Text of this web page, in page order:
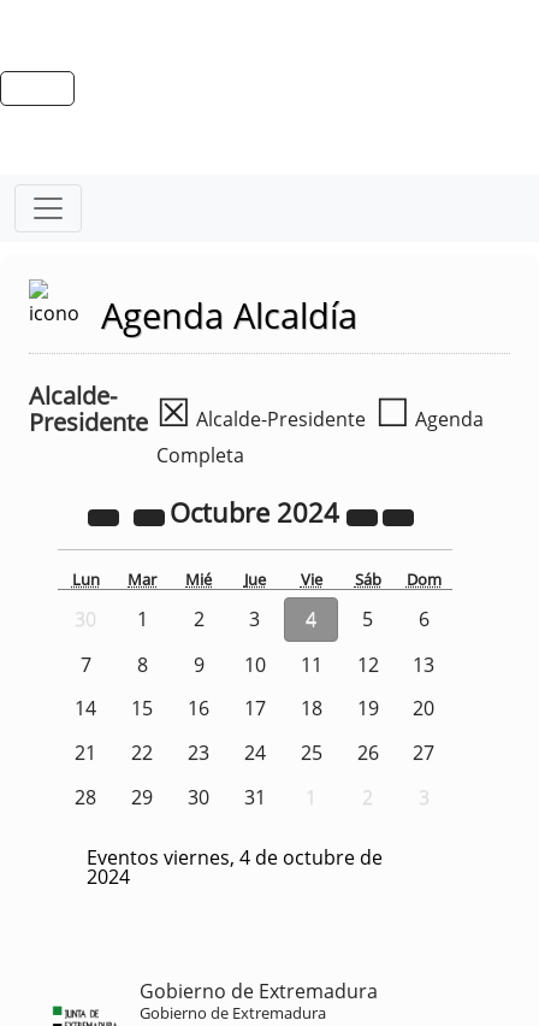
Agenda Alcaldía
Alcalde-
Presidente ☒ Alcalde-Presidente ☐ Agenda
Completa
Octubre 2024
Lun Mar Mié Jue Vie Sáb Dom
30 1 2 3 4 5
6
7
8 9 10 11 12
13
14
15 16 17 18 19
20
21
22 23 24 25 26
27
28
29 30 31 1 2 3
Eventos viernes, 4 de octubre de
2024
Gobierno de Extremadura
Gobierno de Extremadura